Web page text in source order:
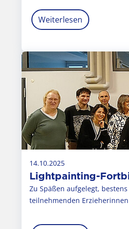
Weiterlesen
14.10.2025
Lightpainting-
Zu Späßen aufgelegt,
teilnehmenden